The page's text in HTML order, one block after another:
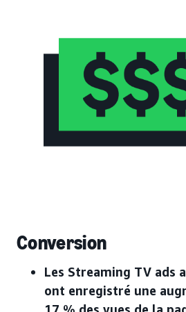
Conversion
Les Streaming TV ads
ont enregistré une